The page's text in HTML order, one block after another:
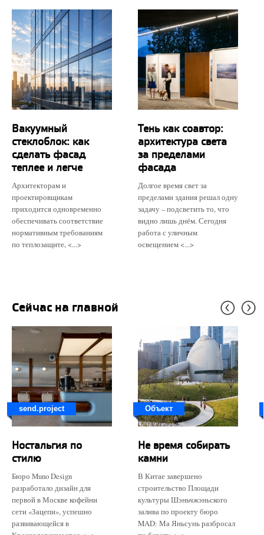
Вакуумный
стеклоблок: как
сделать фасад
теплее и легче
Архитекторам и
проектировщикам
приходится одновременно
обеспечивать соответствие
нормативным требованиям
по теплозащите, <...>
Тень как соавтор:
архитектура света
за пределами
фасада
Долгое время свет за
пределами здания решал одну
задачу – подсветить то, что
видно лишь днём. Сегодня
работа с уличным
освещением <...>
Сейчас на главной
send.project
Ностальгия по
стилю
Бюро Muno Design
разработало дизайн для
первой в Москве кофейни
сети «Зацепи», успешно
развивающейся в
Объект
Не время собирать
камни
В Китае завершено
строительство Площади
культуры Шэньчжэньского
залива по проекту бюро
MAD: Ма Яньсунь разбросал